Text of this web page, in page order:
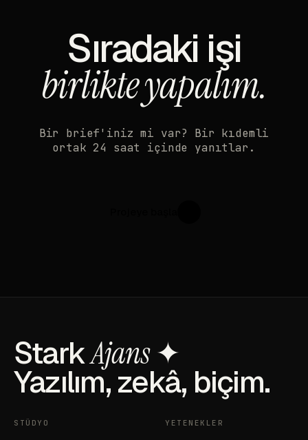
Sıradaki işi
birlikte yapalım.
Bir brief'iniz mi var? Bir kıdemli
ortak 24 saat içinde yanıtlar.
StarkAjans✦
Yazılım, zekâ, biçim.
STÜDYO YETENEKLER